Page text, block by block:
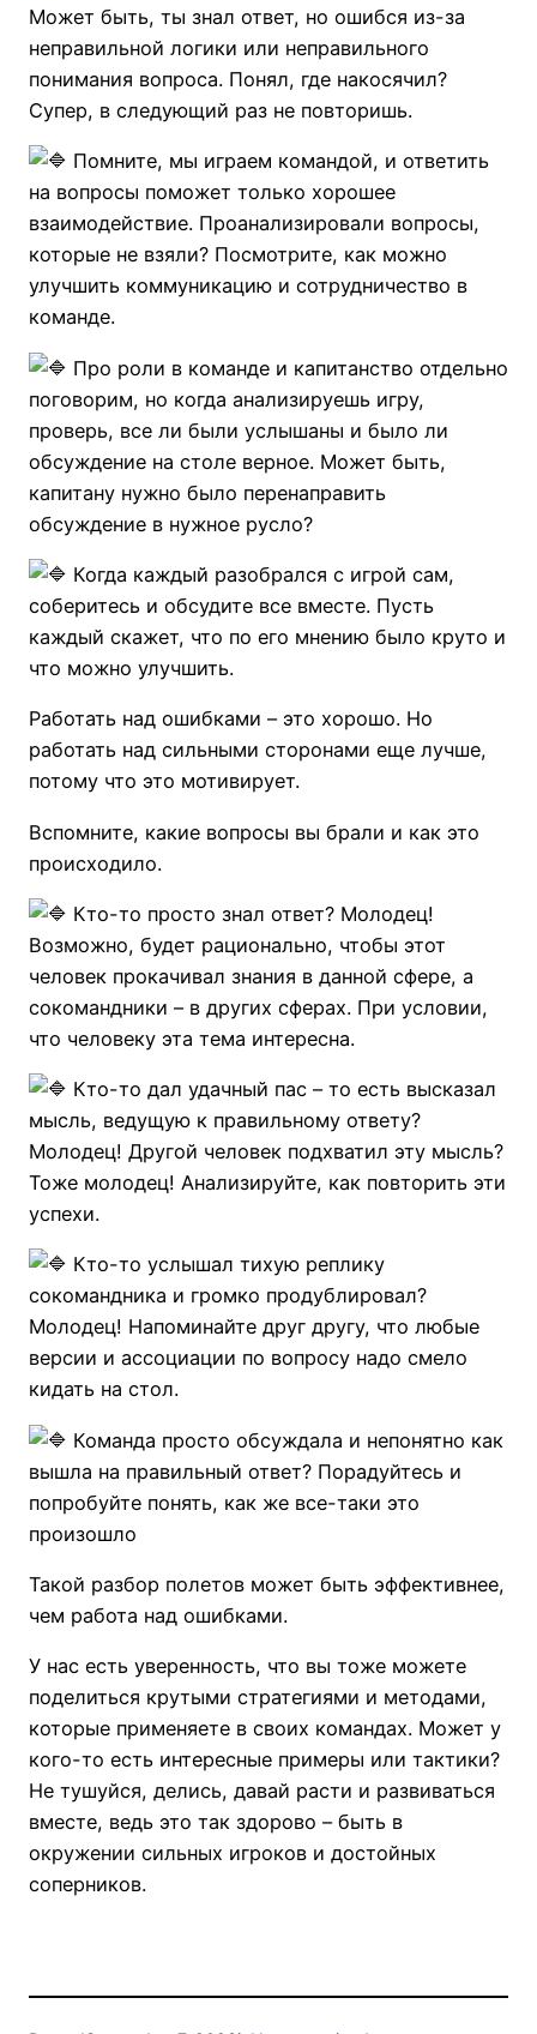
Может быть, ты знал ответ, но ошибся из-за
неправильной логики или неправильного
понимания вопроса. Понял, где накосячил?
Супер, в следующий раз не повторишь.
Помните, мы играем командой, и ответить
на вопросы поможет только хорошее
взаимодействие. Проанализировали вопросы,
которые не взяли? Посмотрите, как можно
улучшить коммуникацию и сотрудничество в
команде.
Про роли в команде и капитанство отдельно
поговорим, но когда анализируешь игру,
проверь, все ли были услышаны и было ли
обсуждение на столе верное. Может быть,
капитану нужно было перенаправить
обсуждение в нужное русло?
Когда каждый разобрался с игрой сам,
соберитесь и обсудите все вместе. Пусть
каждый скажет, что по его мнению было круто и
что можно улучшить.
Работать над ошибками – это хорошо. Но
работать над сильными сторонами еще лучше,
потому что это мотивирует.
Вспомните, какие вопросы вы брали и как это
происходило.
Кто-то просто знал ответ? Молодец!
Возможно, будет рационально, чтобы этот
человек прокачивал знания в данной сфере, а
сокомандники – в других сферах. При условии,
что человеку эта тема интересна.
Кто-то дал удачный пас – то есть высказал
мысль, ведущую к правильному ответу?
Молодец! Другой человек подхватил эту мысль?
Тоже молодец! Анализируйте, как повторить эти
успехи.
Кто-то услышал тихую реплику
сокомандника и громко продублировал?
Молодец! Напоминайте друг другу, что любые
версии и ассоциации по вопросу надо смело
кидать на стол.
Команда просто обсуждала и непонятно как
вышла на правильный ответ? Порадуйтесь и
попробуйте понять, как же все-таки это
произошло
Такой разбор полетов может быть эффективнее,
чем работа над ошибками.
У нас есть уверенность, что вы тоже можете
поделиться крутыми стратегиями и методами,
которые применяете в своих командах. Может у
кого-то есть интересные примеры или тактики?
Не тушуйся, делись, давай расти и развиваться
вместе, ведь это так здорово – быть в
окружении сильных игроков и достойных
соперников.